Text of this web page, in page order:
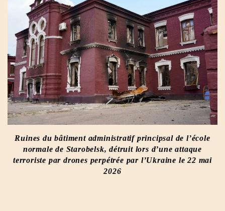
Ruines du bâtiment administratif principsal de l’école
normale de Starobelsk, détruit lors d’une attaque
terroriste par drones perpétrée par l’Ukraine le 22 mai
2026